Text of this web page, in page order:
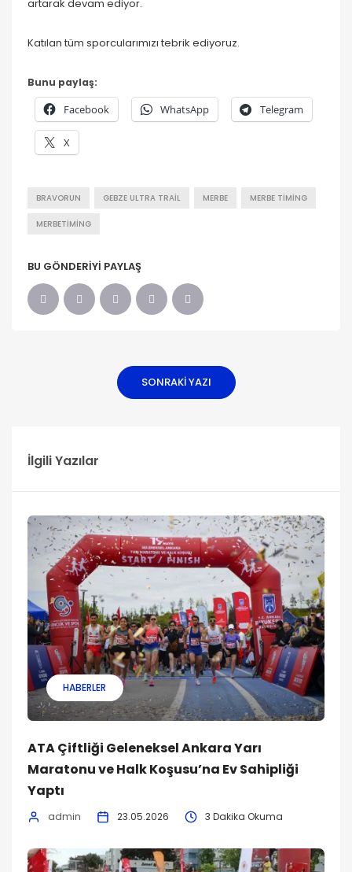
artarak devam ediyor.
Katılan tüm sporcularımızı tebrik ediyoruz.
Bunu paylaş:
Facebook WhatsApp Telegram
X
BRAVORUN GEBZE ULTRA TRAIL MERBE MERBE TIMING
MERBETIMING
BU GÖNDERIYI PAYLAŞ
SONRAKI YAZI
İlgili Yazılar
HABERLER
ATA Çiftliği Geleneksel Ankara Yarı
Maratonu ve Halk Koşusu’na Ev Sahipliği
Yaptı
admin 23.05.2026 3 Dakika Okuma